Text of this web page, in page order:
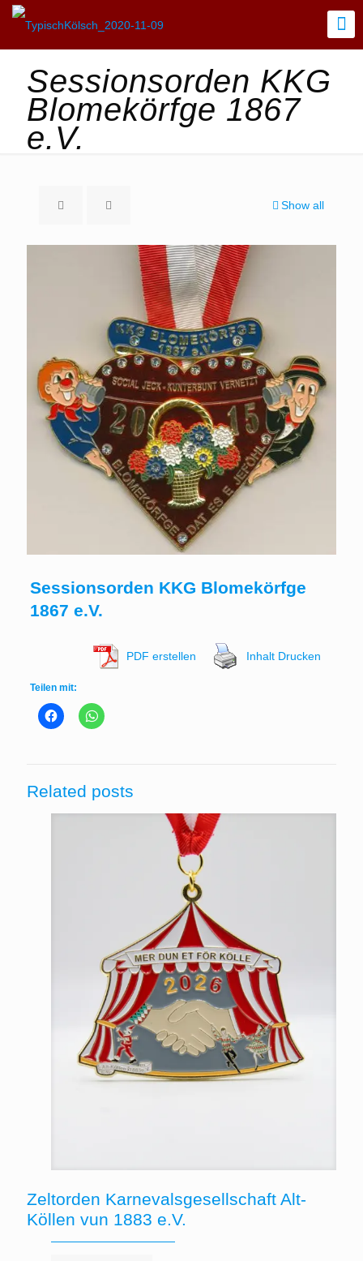
Sessionsorden KKG
Blomekörfge 1867
e.V.
Show all
Sessionsorden KKG Blomekörfge
1867 e.V.
PDF erstellen Inhalt Drucken
Teilen mit:
Related posts
Zeltorden Karnevalsgesellschaft Alt-
Köllen vun 1883 e.V.